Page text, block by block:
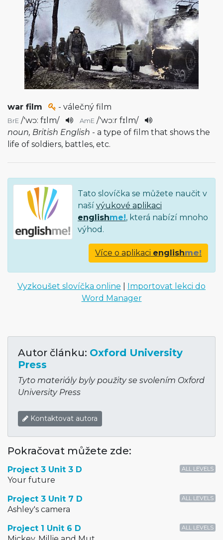
war film - válečný film
BrE /'wɔ: fɪlm/ AmE /'wɔ:r fɪlm/
noun, British English - a type of film that shows the
life of soldiers, battles, etc.
Tato slovíčka se můžete naučit v
naší výukové aplikaci
englishme!, která nabízí mnoho
výhod.
Více o aplikaci englishme!
Vyzkoušet slovíčka online
Importovat lekci do
Word Manager
Autor článku: Oxford University
Press
Tyto materiály byly použity se svolením Oxford
University Press
Kontaktovat autora
Pokračovat můžete zde:
ALL LEVELS
Project 3 Unit 3 D
Your future
ALL LEVELS
Project 3 Unit 7 D
Ashley's camera
ALL LEVELS
Project 1 Unit 6 D